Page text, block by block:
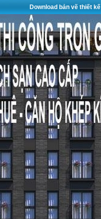
Download bản vẽ thiết kế